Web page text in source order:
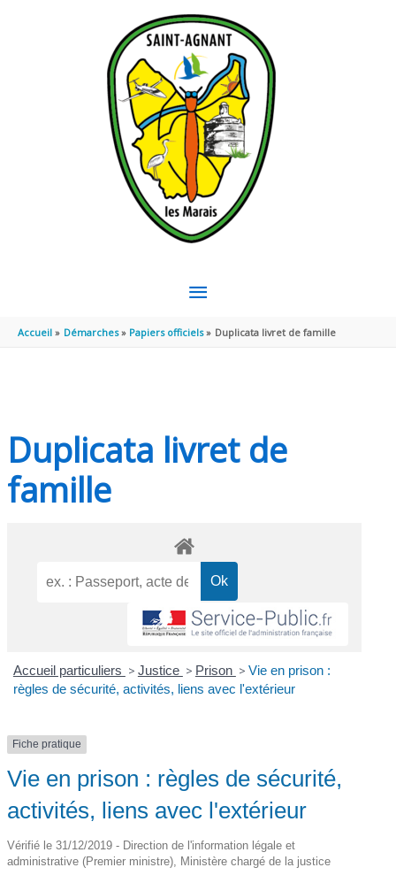
MENU
PRINCIPAL
Accueil Démarches Papiers officiels Duplicata livret de famille
Duplicata livret de
famille
Accueil particuliers > Justice > Prison > Vie en prison :
règles de sécurité, activités, liens avec l'extérieur
Fiche pratique
Vie en prison : règles de sécurité,
activités, liens avec l'extérieur
Vérifié le 31/12/2019 - Direction de l'information légale et
administrative (Premier ministre), Ministère chargé de la justice